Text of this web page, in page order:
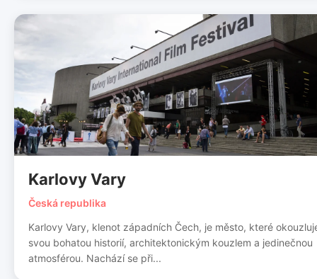
Karlovy Vary
Česká republika
Karlovy Vary, klenot západních Čech, je město, které
svou bohatou historií, architektonickým kouzlem a jedinečnou
atmosférou. Nachází se při...